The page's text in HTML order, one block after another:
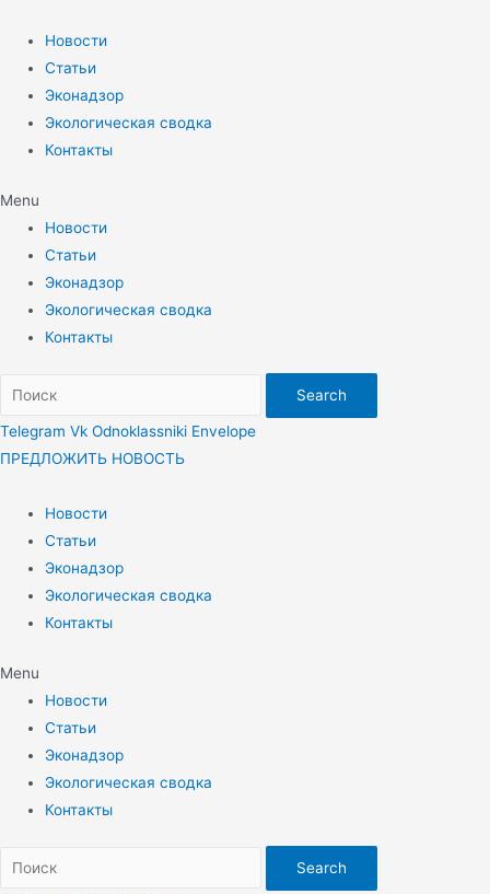
содержимому
Новости
Статьи
Эконадзор
Экологическая сводка
Контакты
Menu
Новости
Статьи
Эконадзор
Экологическая сводка
Контакты
Search
Telegram Vk Odnoklassniki Envelope
ПРЕДЛОЖИТЬ НОВОСТЬ
Новости
Статьи
Эконадзор
Экологическая сводка
Контакты
Menu
Новости
Статьи
Эконадзор
Экологическая сводка
Контакты
Search